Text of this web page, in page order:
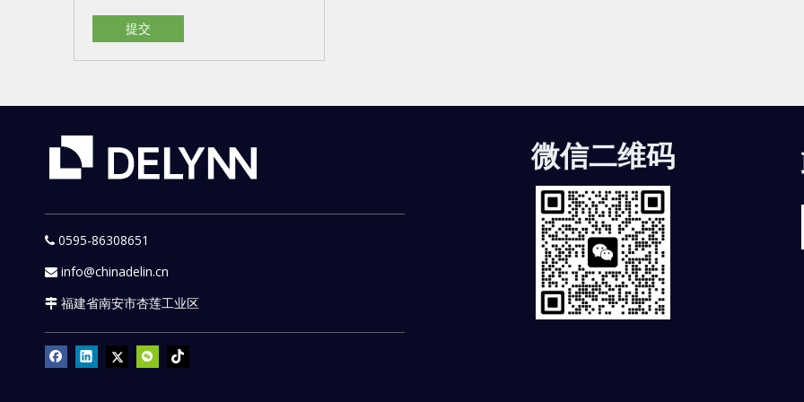
提交
 0595-86308651
 info@chinadelin.cn
 福建省南安市杏莲工业区
微信二维码